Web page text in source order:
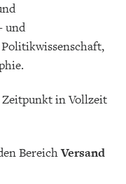
und
in Vollzeit
BereichVersand